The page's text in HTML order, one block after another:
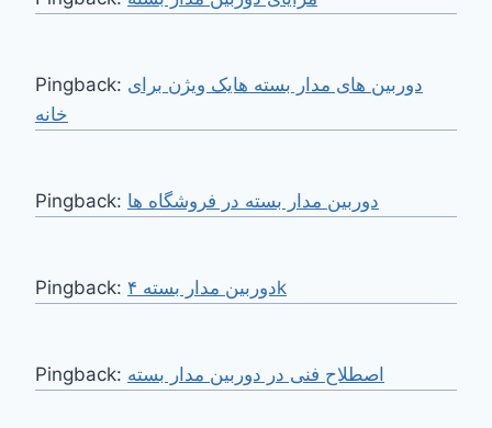
Pingback: دوربین های مدار بسته هایک ویژن برای
خانه
Pingback: دوربین مدار بسته در فروشگاه ها
Pingback: دوربین مدار بسته ۴k
Pingback: اصطلاح فنی در دوربین مدار بسته